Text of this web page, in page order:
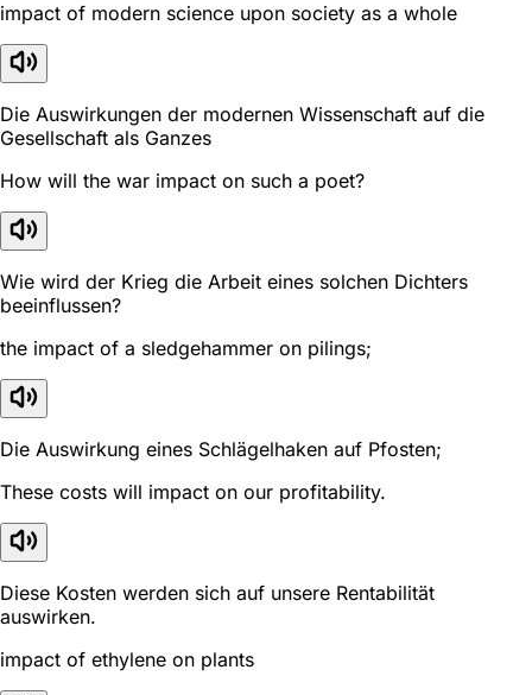
impact of modern science upon society as a whole
Die Auswirkungen der modernen Wissenschaft auf die
Gesellschaft als Ganzes
How will the war impact on such a poet?
Wie wird der Krieg die Arbeit eines solchen Dichters
beeinflussen?
the impact of a sledgehammer on pilings;
Die Auswirkung eines Schlägelhaken auf Pfosten;
These costs will impact on our profitability.
Diese Kosten werden sich auf unsere Rentabilität
auswirken.
impact of ethylene on plants